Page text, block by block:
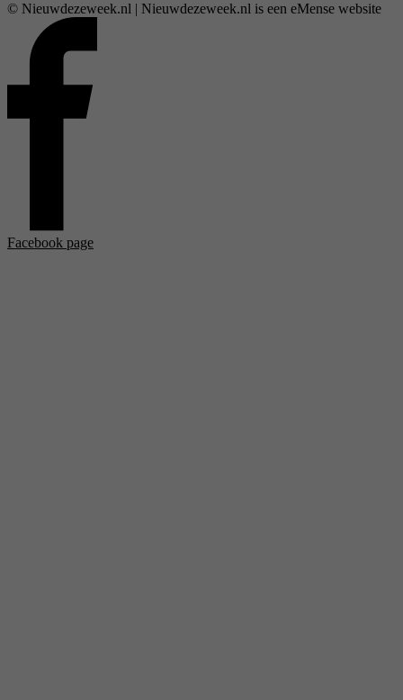
© Nieuwdezeweek.nl | Nieuwdezeweek.nl is een eMense website
Facebook page